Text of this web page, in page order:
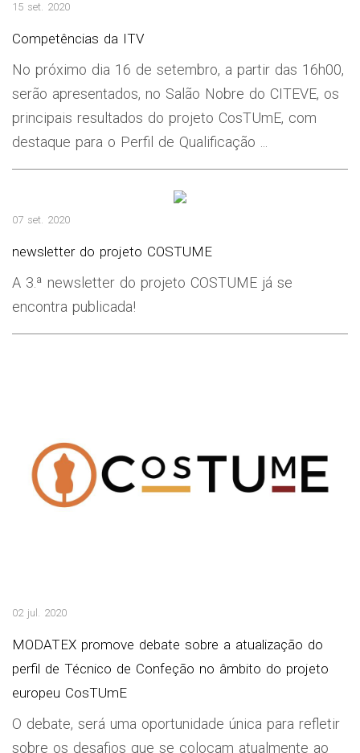
15 set. 2020
Competências da ITV
No próximo dia 16 de setembro, a partir das 16h00,
serão apresentados, no Salão Nobre do CITEVE, os
principais resultados do projeto CosTUmE, com
destaque para o Perfil de Qualificação ...
07 set. 2020
newsletter do projeto COSTUME
A 3.ª newsletter do projeto COSTUME já se
encontra publicada!
02 jul. 2020
MODATEX promove debate sobre a atualização do
perfil de Técnico de Confeção no âmbito do projeto
europeu CosTUmE
O debate, será uma oportunidade única para refletir
sobre os desafios que se colocam atualmente ao